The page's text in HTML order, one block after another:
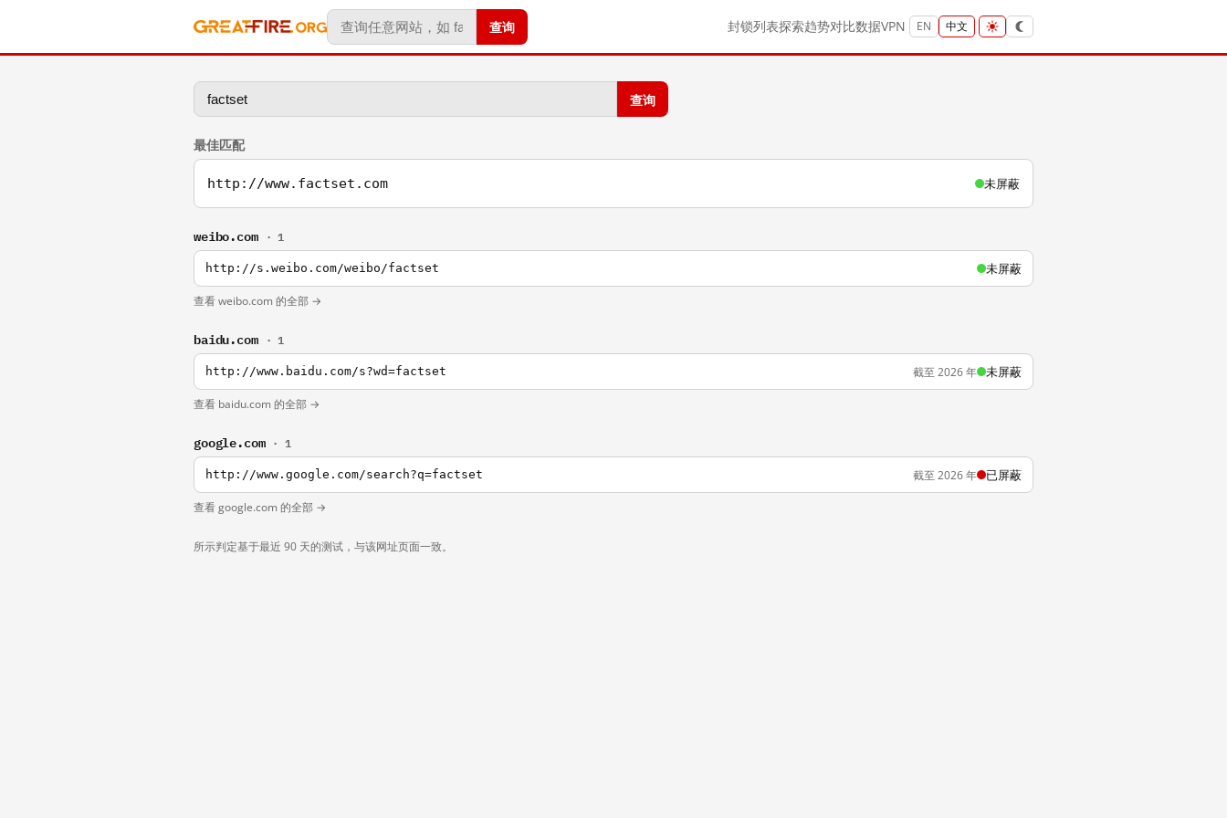
查询 封锁列表探索趋势对比数据VPN EN 中文
查询
最佳匹配
http://www.factset.com 未屏蔽
weibo.com · 1
http://s.weibo.com/weibo/factset 未屏蔽
查看 weibo.com 的全部 →
baidu.com · 1
http://www.baidu.com/s?wd=factset 截至 2026 年 未屏蔽
查看 baidu.com 的全部 →
google.com · 1
http://www.google.com/search?q=factset 截至 2026 年 已屏蔽
查看 google.com 的全部 →
所示判定基于最近 90 天的测试，与该网址页面一致。